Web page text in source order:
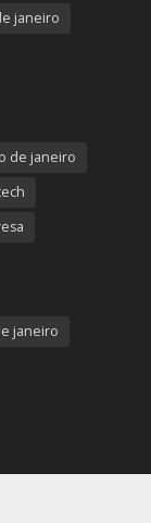
janeiro
de janeiro
janeiro